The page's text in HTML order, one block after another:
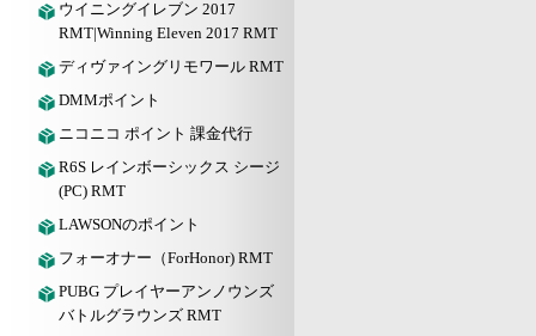
ウイニングイレブン 2017
RMT|Winning Eleven 2017 RMT
ディヴァイングリモワール RMT
DMMポイント
ニコニコ ポイント 課金代行
R6S レインボーシックス シージ
(PC) RMT
LAWSONのポイント
フォーオナー（ForHonor) RMT
PUBG プレイヤーアンノウンズ
バトルグラウンズ RMT